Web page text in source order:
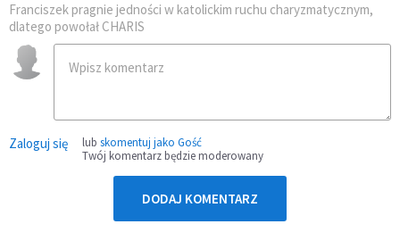
Franciszek pragnie jedności w katolickim ruchu charyzmatycznym,
dlatego powołał CHARIS
Zaloguj się lub skomentuj jako Gość
Twój komentarz będzie moderowany
DODAJ KOMENTARZ